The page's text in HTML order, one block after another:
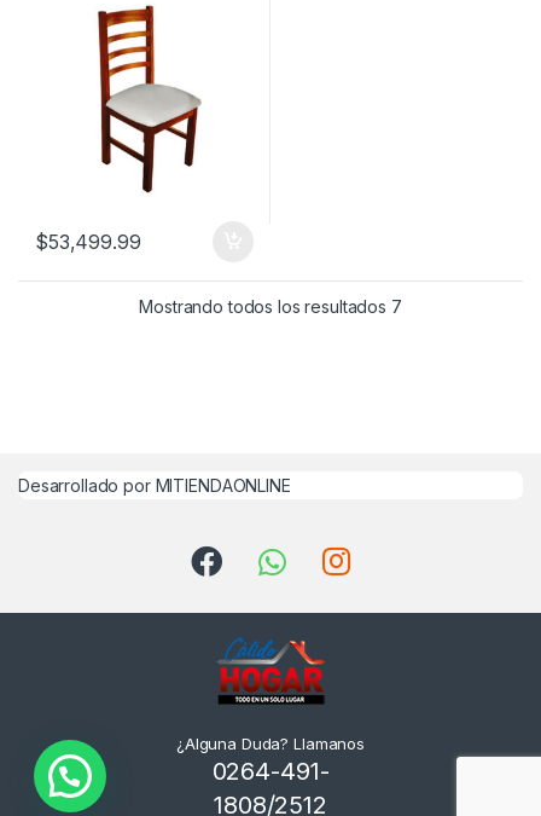
$53,499.99
Mostrando todos los resultados 7
Desarrollado por MITIENDAONLINE
¿Alguna Duda? Llamanos
0264-491-
1808/2512